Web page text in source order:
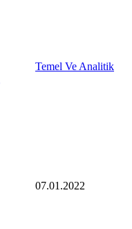
Temel Ve Analitik
07.01.2022